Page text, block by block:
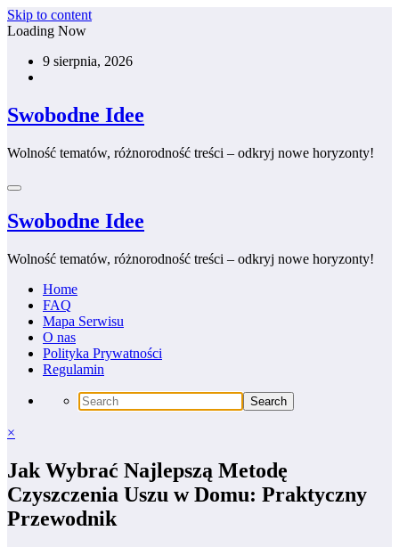
Skip to content
Loading Now
9 sierpnia, 2026
Swobodne Idee
Wolność tematów, różnorodność treści – odkryj nowe horyzonty!
Swobodne Idee
Wolność tematów, różnorodność treści – odkryj nowe horyzonty!
Home
FAQ
Mapa Serwisu
O nas
Polityka Prywatności
Regulamin
×
Jak Wybrać Najlepszą Metodę
Czyszczenia Uszu w Domu: Praktyczny
Przewodnik